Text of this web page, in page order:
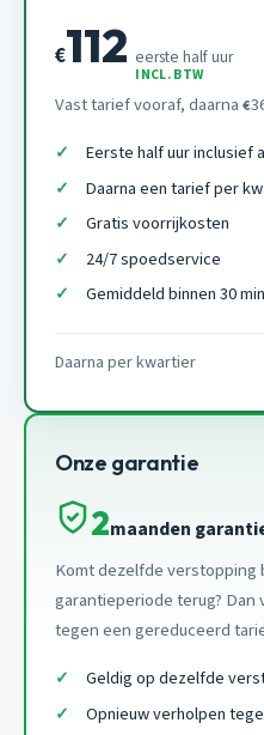
€112 eerste half uur
INCL. BTW
Vast tarief vooraf, daarna €
Eerste half uur inclusief
Daarna een tarief per
Gratis voorrijkosten
24/7 spoedservice
Gemiddeld binnen 30
Daarna per kwartier
Onze garantie
2maanden
Komt dezelfde verstopping
garantieperiode terug?
tegen een gereduceerd
Geldig op dezelfde
Opnieuw verholpen